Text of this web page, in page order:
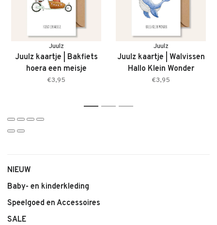
• Kaartje van Juulz
• Tekst: gefeliciteerd
• Stegosaurus illustratie
• Vrolijk en speels design
• Stevig papier van hoge kwaliteit
• Perfect voor verjaardag of felicitatie
Juulz
Juulz kaartje | Bakfiets
hoera een meisje
€3,95
Juulz
Juulz kaartje | Walvissen
Hallo Klein Wonder
€3,95
1 2 3
NIEUW
Baby- en kinderkleding
Speelgoed en Accessoires
SALE